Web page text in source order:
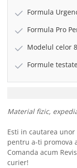
Formula
Formula Pro
Modelul celor
Formule
Material fizic,
Esti in cautarea
pentru a-ti promova
Comanda acum
curier!